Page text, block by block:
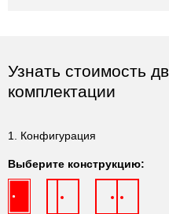
Узнать стоимость
комплектации
1. Конфигурация
Выберите конструкцию: